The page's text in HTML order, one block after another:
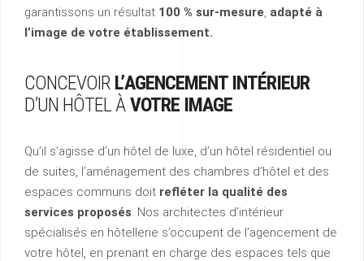
garantissons un résultat 100 % sur-mesure, adapté à
l’image de votre établissement.
CONCEVOIR L’AGENCEMENT INTÉRIEUR
D’UN HÔTELÀVOTRE IMAGE
Qu’il s’agisse d’un hôtel de luxe, d’un hôtel résidentiel ou
de suites, l’aménagement des chambres d’hôtel et des
espaces communs doit refléter la qualité des
services proposés. Nos architectes d’intérieur
spécialisés en hôtellerie s’occupent de l’agencement de
votre hôtel, en prenant en charge des espaces tels que